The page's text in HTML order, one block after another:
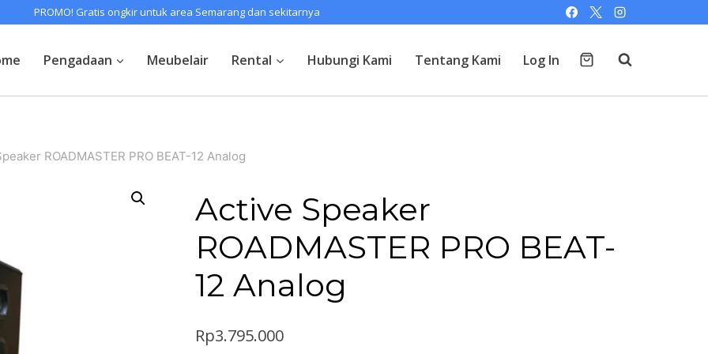
PROMO! Gratis ongkir untuk area Semarang dan sekitarnya
Pengadaan Meubelair Rental Hubungi Kami Tentang Kami Log In
ROADMASTER PRO BEAT-12 Analog
Active Speaker
ROADMASTER PRO BEAT-
12 Analog
Rp3.795.000